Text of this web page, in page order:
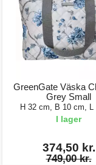
GreenGate Väska
Grey Small
H 32 cm, B 10 cm, L
I lager
374,50 kr.
749,00 kr.